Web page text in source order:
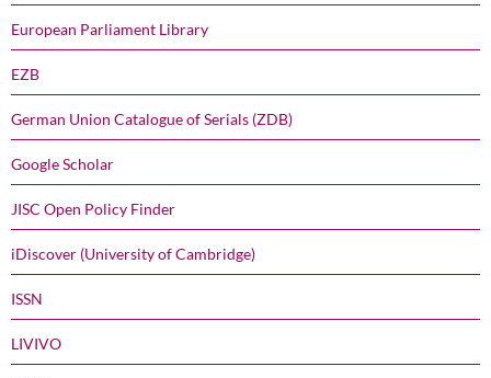
European Parliament Library
EZB
German Union Catalogue of Serials (ZDB)
Google Scholar
JISC Open Policy Finder
iDiscover (University of Cambridge)
ISSN
LIVIVO